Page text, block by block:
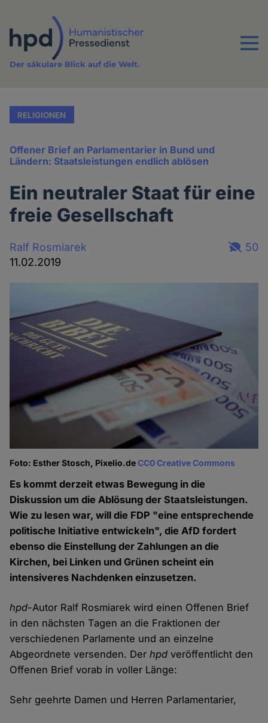
Inhalt
Menu
Der säkulare Blick auf die Welt.
RELIGIONEN
Offener Brief an Parlamentarier in Bund und
Ländern: Staatsleistungen endlich ablösen
Ein neutraler Staat für eine
freie Gesellschaft
Ralf Rosmiarek
11.02.2019
50
Foto: Esther Stosch, Pixelio.deCC0 Creative Commons
Es kommt derzeit etwas Bewegung in die
Diskussion um die Ablösung der Staatsleistungen.
Wie zu lesen war, will die FDP "eine entsprechende
politische Initiative entwickeln", die AfD fordert
ebenso die Einstellung der Zahlungen an die
Kirchen, bei Linken und Grünen scheint ein
intensiveres Nachdenken einzusetzen.
hpd-Autor Ralf Rosmiarek wird einen Offenen Brief
in den nächsten Tagen an die Fraktionen der
verschiedenen Parlamente und an einzelne
Abgeordnete versenden. Derhpd veröffentlicht den
Offenen Brief vorab in voller Länge:
Sehr geehrte Damen und Herren Parlamentarier,